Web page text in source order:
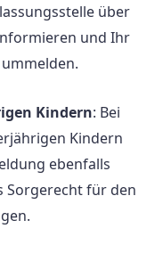
über
und Ihr
Kindern: Bei
Kindern
ebenfalls
Sorgerecht für den